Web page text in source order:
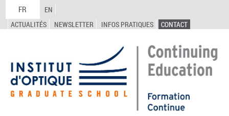
FR
EN
ACTUALITÉS
NEWSLETTER INFOS PRATIQUES CONTACT